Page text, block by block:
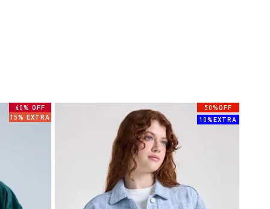
40% OFF
15% EXTRA
50%OFF
10%EXTRA